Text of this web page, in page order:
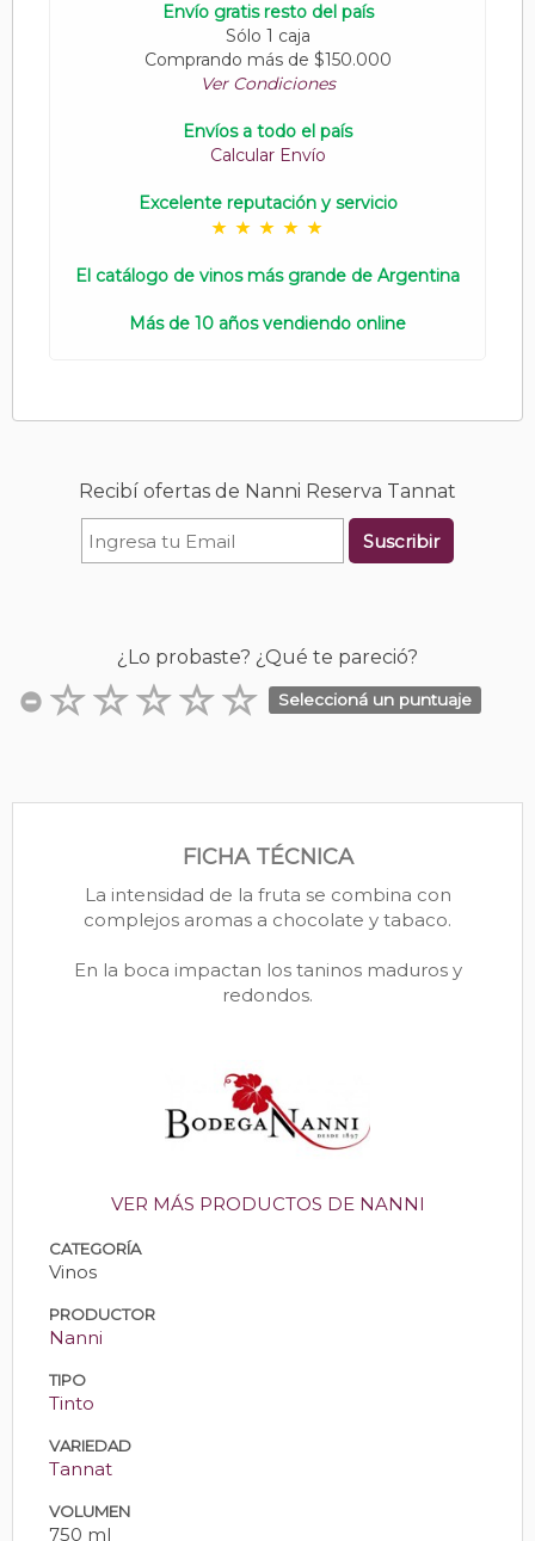
Envío gratis resto del país
Sólo 1 caja
Comprando más de $150.000
Ver Condiciones
Envíos a todo el país
Calcular Envío
Excelente reputación y servicio
El catálogo de vinos más grande de Argentina
Más de 10 años vendiendo online
Recibí ofertas de Nanni Reserva Tannat
Suscribir
¿Lo probaste? ¿Qué te pareció?
Seleccioná un puntuaje
FICHA TÉCNICA
La intensidad de la fruta se combina con
complejos aromas a chocolate y tabaco.
En la boca impactan los taninos maduros y
redondos.
VER MÁS PRODUCTOS DE NANNI
CATEGORÍA
Vinos
PRODUCTOR
Nanni
TIPO
Tinto
VARIEDAD
Tannat
VOLUMEN
750 ml